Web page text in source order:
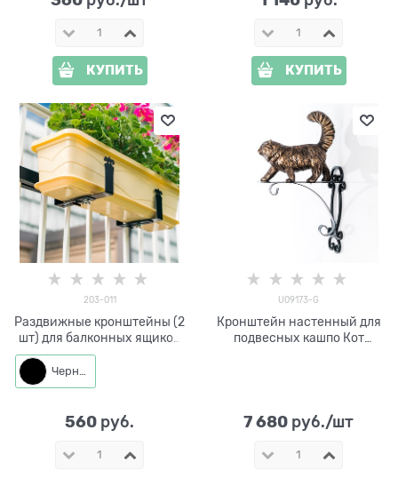
КУПИТЬ КУПИТЬ
203-011
Раздвижные кронштейны (2
шт) для балконных ящиков
203-011
Черный
560 руб.
U09173-G
Кронштейн настенный для
подвесных кашпо Кот
7 680 руб./шт